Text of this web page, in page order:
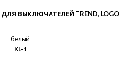
ВЫКЛЮЧАТЕЛЕЙ TREND, LOGO
белый
KL-1